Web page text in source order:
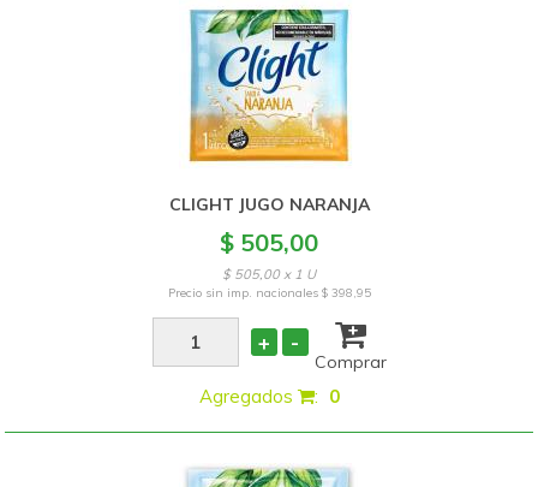
CLIGHT JUGO NARANJA
$ 505,00
$ 505,00 x 1 U
Precio sin imp. nacionales $ 398,95
+ -
Comprar
Agregados : 0